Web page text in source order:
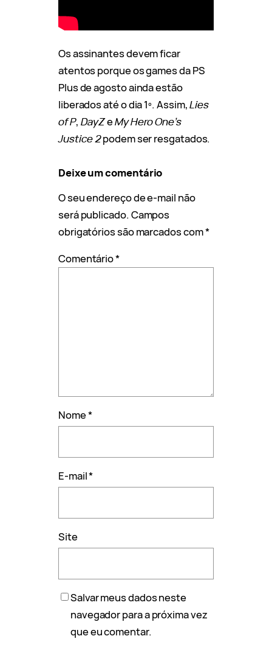
Os assinantes devem ficar
atentos porque os games da PS
Plus de agosto ainda estão
liberados até o dia 1º. Assim,Lies
of P, DayZeMy Hero One’s
Justice 2podem ser resgatados.
Deixe um comentário
O seu endereço de e-mail não
será publicado. Campos
obrigatórios são marcados com*
Comentário*
Nome*
E-mail*
Site
Salvar meus dados neste
navegador para a próxima vez
que eu comentar.